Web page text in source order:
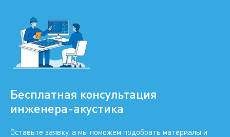
Бесплатная консультация
инженера-акустика
Оставьте заявку, а мы поможем подобрать материалы и